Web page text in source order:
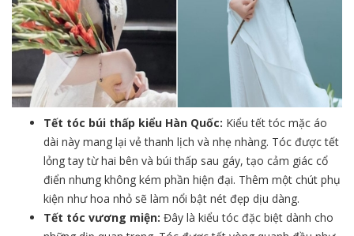
Tết tóc búi thấp kiểu Hàn Quốc: Kiểu tết tóc mặc áo
dài này mang lại vẻ thanh lịch và nhẹ nhàng. Tóc được tết
lỏng tay từ hai bên và búi thấp sau gáy, tạo cảm giác cổ
điển nhưng không kém phần hiện đại. Thêm một chút phụ
kiện như hoa nhỏ sẽ làm nổi bật nét đẹp dịu dàng.
Tết tóc vương miện: Đây là kiểu tóc đặc biệt dành cho